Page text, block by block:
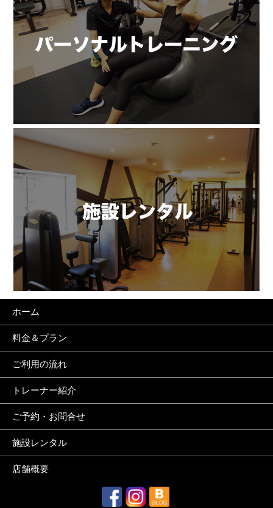
ホーム
料金＆プラン
ご利用の流れ
トレーナー紹介
ご予約・お問合せ
施設レンタル
店舗概要